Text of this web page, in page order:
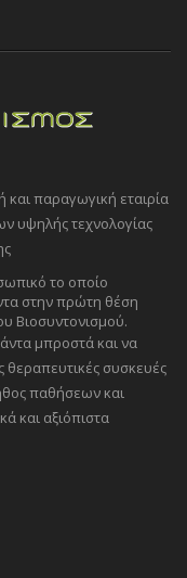
και παραγωγική εταιρία
υψηλής τεχνολογίας
το οποίο
στην πρώτη θέση
Βιοσυντονισμού.
μπροστά και να
θεραπευτικές συσκευές
παθήσεων και
και αξιόπιστα